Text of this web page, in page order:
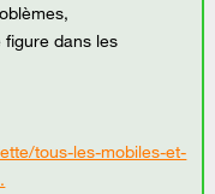
figure dans les
tous-les-mobiles-et-